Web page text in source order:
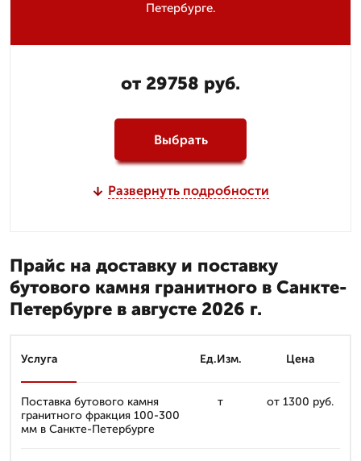
Петербурге.
от 29758 руб.
Выбрать
Развернуть подробности
Прайс на доставку и поставку
бутового камня гранитного в Санкте-
Петербурге в августе 2026 г.
Услуга Ед.Изм. Цена
Поставка бутового камня
гранитного фракция 100-300
мм в Санкте-Петербурге
т от 1300 руб.